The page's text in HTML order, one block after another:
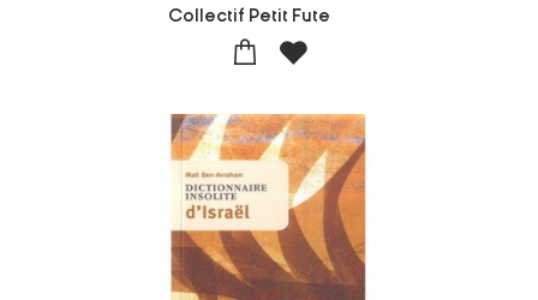
Collectif Petit Fute